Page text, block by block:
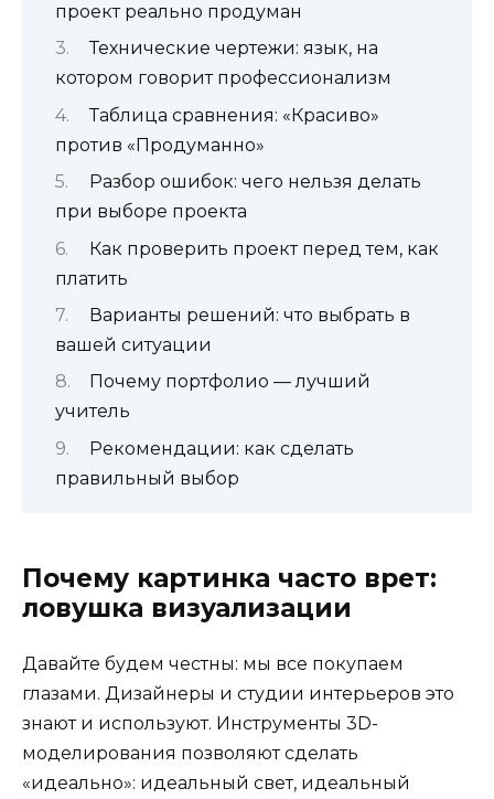
проект реально продуман
Технические чертежи: язык, на
котором говорит профессионализм
Таблица сравнения: «Красиво»
против «Продуманно»
Разбор ошибок: чего нельзя делать
при выборе проекта
Как проверить проект перед тем, как
платить
Варианты решений: что выбрать в
вашей ситуации
Почему портфолио — лучший
учитель
Рекомендации: как сделать
правильный выбор
Почему картинка часто врет:
ловушка визуализации
Давайте будем честны: мы все покупаем
глазами. Дизайнеры и студии интерьеров это
знают и используют. Инструменты 3D-
моделирования позволяют сделать
«идеально»: идеальный свет, идеальный